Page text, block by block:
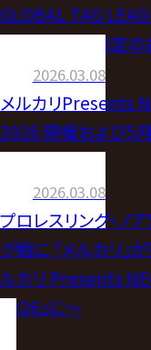
GLOBAL TAG
始！大会ロゴ決定
2026.03.08
メルカリPresents
2026 開催および5
2026.03.08
プロレスリング・ノ
グ戦に 「メルカリ」
ルカリ Presents
2026』に〜